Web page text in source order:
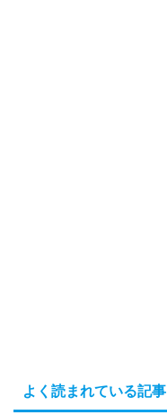
よく読まれている記事